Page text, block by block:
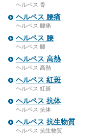
ヘルペス 骨
ヘルペス 腰痛
ヘルペス 腰痛
ヘルペス 腰
ヘルペス 腰
ヘルペス 高熱
ヘルペス 高熱
ヘルペス 紅斑
ヘルペス 紅斑
ヘルペス 抗体
ヘルペス 抗体
ヘルペス 抗生物質
ヘルペス 抗生物質